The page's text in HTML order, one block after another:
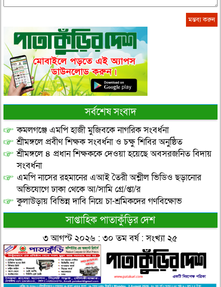
সর্বশেষ সংবাদ
কমলগঞ্জে এমপি হাজী মুজিবকে নাগরিক সংবর্ধনা
শ্রীমঙ্গলে প্রবীণ শিক্ষক সংবর্ধনা ও চক্ষু শিবির অনুষ্ঠিত
শ্রীমঙ্গলে ৪ প্রধান শিক্ষককে দেওয়া হয়েছে অবসরজনিত বিদায়
সংবর্ধনা
এমপি নাসের রহমানের এআই তৈরী অশ্লীল ভিডিও ছড়ানোর
অভিযোগে ঢাকা থেকে আ/সামি গ্রে/প্তা/র
কুলাউড়ায় বিভিন্ন দাবি নিয়ে চা-শ্রমিকদের গণবিক্ষোভ
সাপ্তাহিক পাতাকুঁড়ির দেশ
৩ আগস্ট ২০২৬ : ৩০ তম বর্ষ : সংখ্যা ২৫